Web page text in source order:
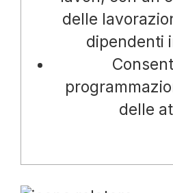
delle
dipendenti
delle